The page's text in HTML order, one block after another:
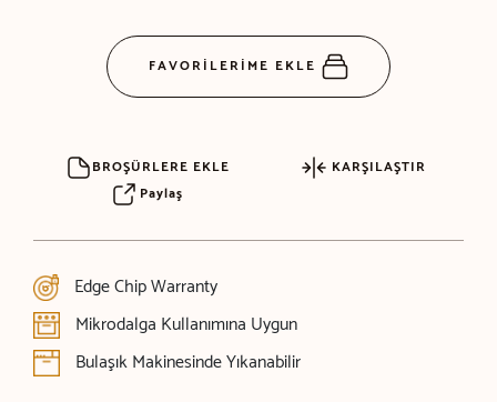
FAVORİLERİME EKLE
BROŞÜRLERE EKLE
KARŞILAŞTIR
Paylaş
Edge Chip Warranty
Mikrodalga Kullanımına Uygun
Bulaşık Makinesinde Yıkanabilir